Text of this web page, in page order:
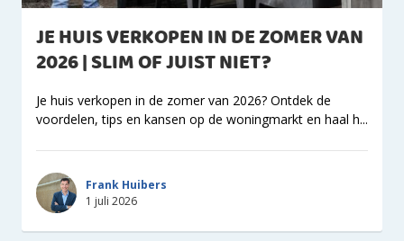
JE HUIS VERKOPEN IN DE ZOMER VAN
2026 | SLIM OF JUIST NIET?
Je huis verkopen in de zomer van 2026? Ontdek de
voordelen, tips en kansen op de woningmarkt en haal h...
Frank Huibers
1 juli 2026